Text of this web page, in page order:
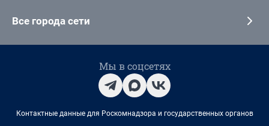
Все города сети
Мы в соцсетях
Контактные данные для Роскомнадзора и государственных органов